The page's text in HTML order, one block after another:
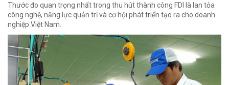
Thước đo quan trọng nhất trong thu hút thành công FDI là lan tỏa
công nghệ, năng lực quản trị và cơ hội phát triển tạo ra cho doanh
nghiệp Việt Nam.